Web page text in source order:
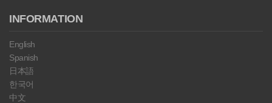
INFORMATION
English
Spanish
日本語
한국어
中文